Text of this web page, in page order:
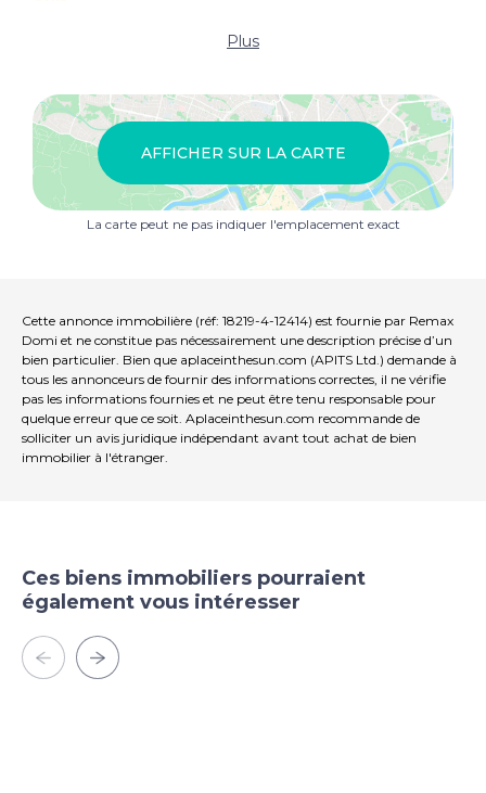
Plus
AFFICHER SUR LA CARTE
La carte peut ne pas indiquer l'emplacement exact
Cette annonce immobilière (réf: 18219-4-12414) est fournie par Remax
Domi et ne constitue pas nécessairement une description précise d’un
bien particulier. Bien que aplaceinthesun.com (APITS Ltd.) demande à
tous les annonceurs de fournir des informations correctes, il ne vérifie
pas les informations fournies et ne peut être tenu responsable pour
quelque erreur que ce soit. Aplaceinthesun.com recommande de
solliciter un avis juridique indépendant avant tout achat de bien
immobilier à l'étranger.
Ces biens immobiliers pourraient
également vous intéresser